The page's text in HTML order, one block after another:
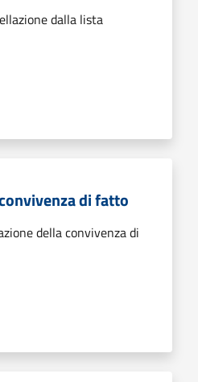
dalla lista
di fatto
della convivenza di